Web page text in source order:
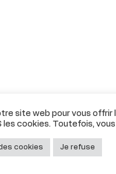
site web pour vous
les cookies. Toutefois,
cookies Je refuse